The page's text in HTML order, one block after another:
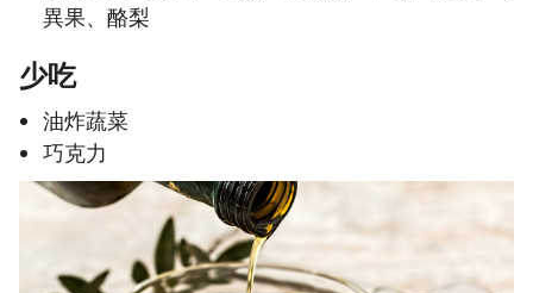
異果、酪梨
少吃
油炸蔬菜
巧克力